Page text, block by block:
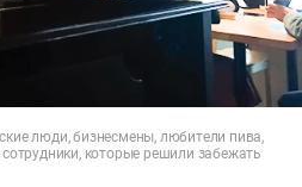
люди, бизнесмены, любители пива,
которые решили забежать